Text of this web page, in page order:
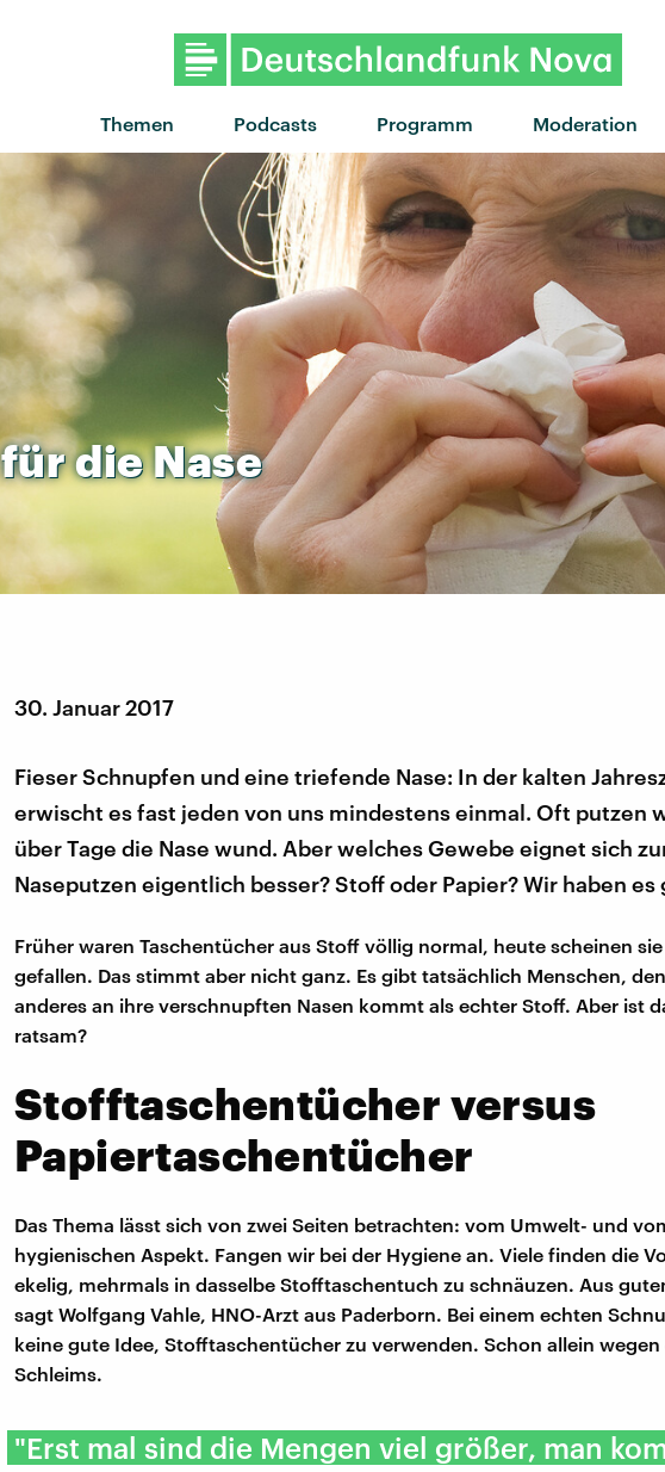
Themen Podcasts Programm Moderation
"You're Gonna Need A Little
fürdieNase
30. Januar 2017
Fieser Schnupfen und eine triefende Nase: In der kalten
erwischt es fast jeden von uns mindestens einmal. Oft putzen
über Tage die Nase wund. Aber welches Gewebe eignet sich
Naseputzen eigentlich besser? Stoff oder Papier? Wir haben
Früher waren Taschentücher aus Stoff völlig normal, heute scheinen
gefallen. Das stimmt aber nicht ganz. Es gibt tatsächlich Menschen,
anderes an ihre verschnupften Nasen kommt als echter Stoff. Aber ist
ratsam?
Stofftaschentücher versus
Papiertaschentücher
Das Thema lässt sich von zwei Seiten betrachten: vom Umwelt- und
hygienischen Aspekt. Fangen wir bei der Hygiene an. Viele finden die
ekelig, mehrmals in dasselbe Stofftaschentuch zu schnäuzen. Aus
sagt Wolfgang Vahle, HNO-Arzt aus Paderborn. Bei einem echten
keine gute Idee, Stofftaschentücher zu verwenden. Schon allein wegen
Schleims.
"Erst mal sind die Mengen viel größer, man